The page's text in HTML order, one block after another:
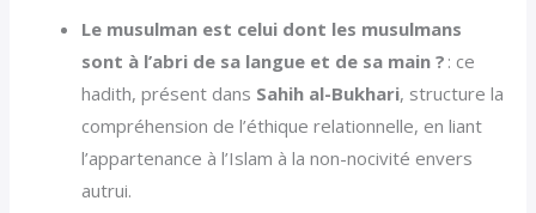
Le musulman est celui dont les musulmans
sont à l’abri de sa langue et de sa main ? : ce
hadith, présent dans Sahih al-Bukhari, structure la
compréhension de l’éthique relationnelle, en liant
l’appartenance à l’Islam à la non-nocivité envers
autrui.